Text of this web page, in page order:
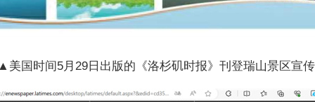
时间5月29日出版的《洛杉矶时报》刊登瑞山景区宣